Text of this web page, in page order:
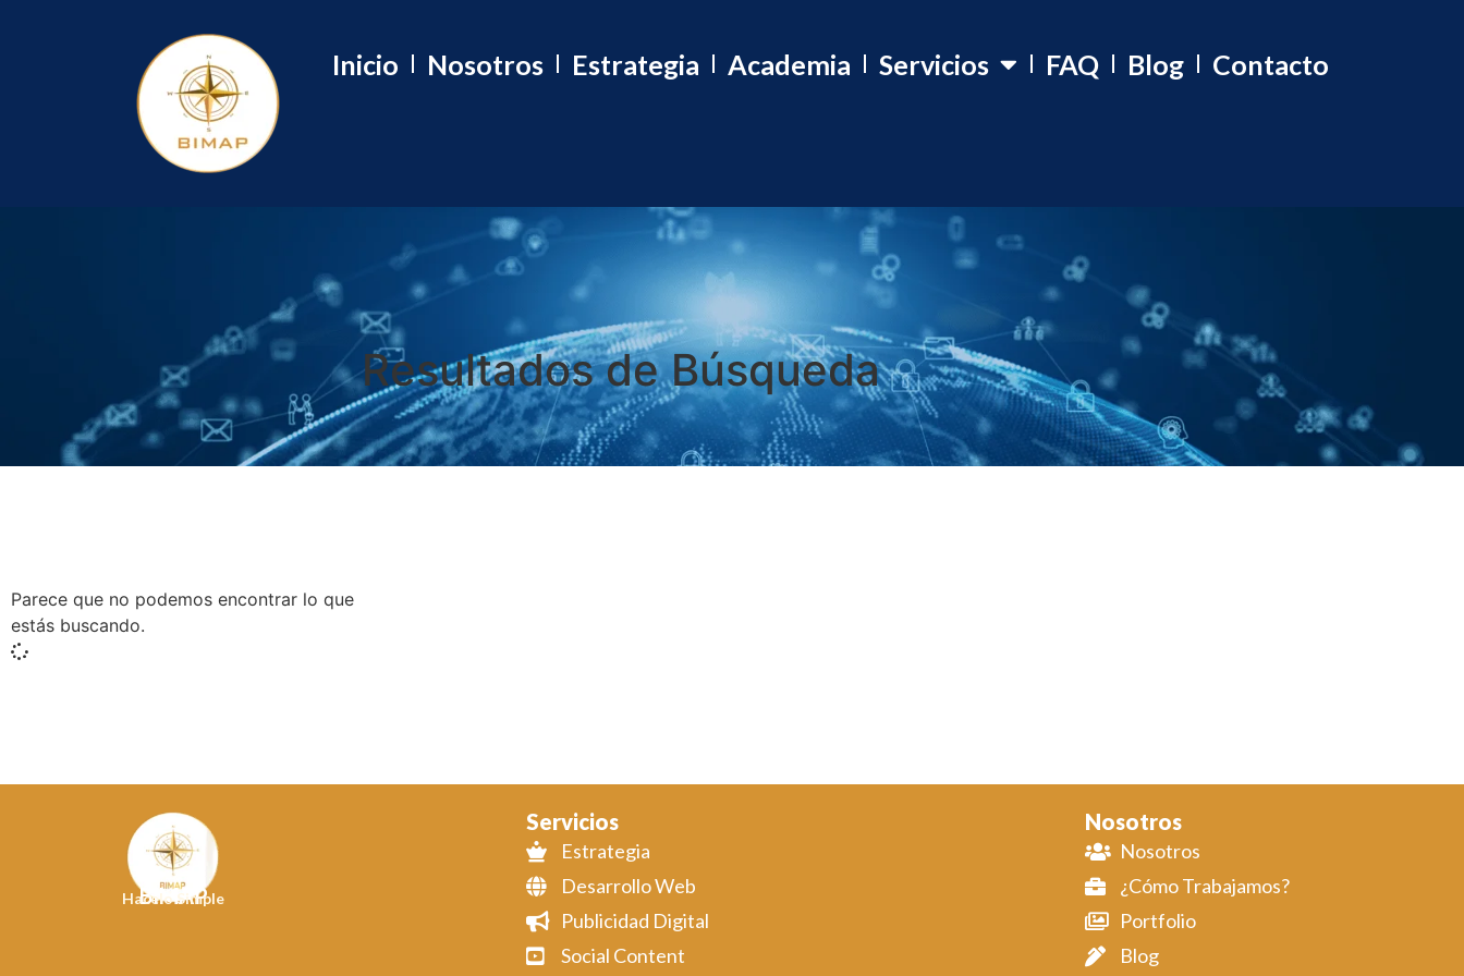
Inicio Nosotros Estrategia Academia Servicios FAQ Blog Contacto
Resultados de Búsqueda
Parece que no podemos encontrar lo que
estás buscando.
BIMAP
Hacelo Simple
Servicios
Estrategia
Desarrollo Web
Publicidad Digital
Social Content
Nosotros
Nosotros
¿Cómo Trabajamos?
Portfolio
Blog